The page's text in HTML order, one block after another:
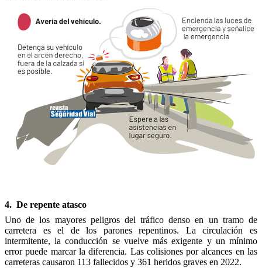
4. De repente atasco
Uno de los mayores peligros del tráfico denso en un tramo de
carretera es el de los parones repentinos. La circulación es
intermitente, la conducción se vuelve más exigente y un mínimo
error puede marcar la diferencia. Las colisiones por alcances en las
carreteras causaron 113 fallecidos y 361 heridos graves en 2022.